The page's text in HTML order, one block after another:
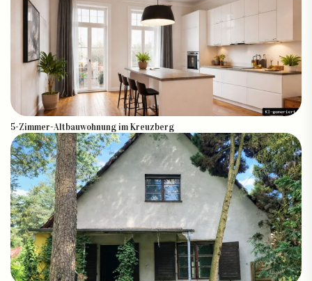
5-Zimmer-Altbauwohnung im Kreuzberg